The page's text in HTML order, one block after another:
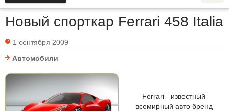
Новый спорткар Ferrari 458 Italia
1 сентября 2009
Автомобили
Ferrari - известный
всемирный авто бренд